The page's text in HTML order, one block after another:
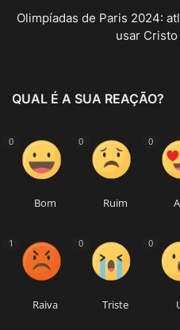
Olimpíadas de Paris 2024:
usar Cristo
QUAL É A SUA REAÇÃO?
0
Bom
0
Ruim
0
1
Raiva
0
Triste
0